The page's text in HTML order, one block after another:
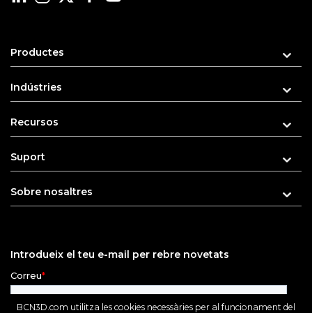
Productes
Indústries
Recursos
Suport
Sobre nosaltres
Introdueix el teu e-mail per rebre novetats
BCN3D.com utilitza les cookies necessàries per al funcionament del